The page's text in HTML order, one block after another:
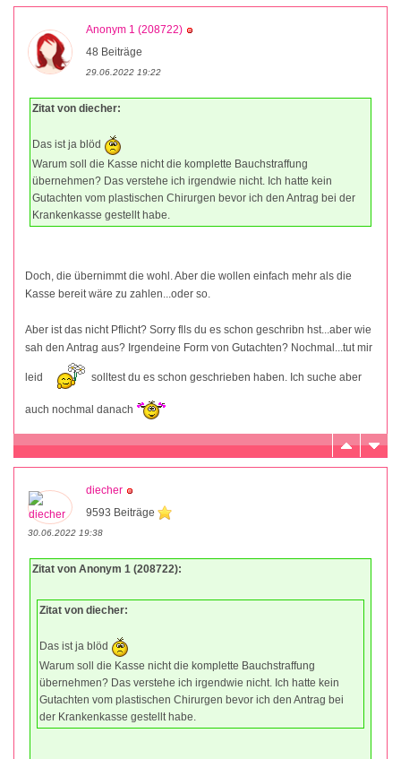
Anonym 1 (208722)
48 Beiträge
29.06.2022 19:22
Zitat von diecher:
Das ist ja blöd
Warum soll die Kasse nicht die komplette Bauchstraffung
übernehmen? Das verstehe ich irgendwie nicht. Ich hatte kein
Gutachten vom plastischen Chirurgen bevor ich den Antrag bei der
Krankenkasse gestellt habe.
Doch, die übernimmt die wohl. Aber die wollen einfach mehr als die
Kasse bereit wäre zu zahlen...oder so.
Aber ist das nicht Pflicht? Sorry flls du es schon geschribn hst...aber wie
sah den Antrag aus? Irgendeine Form von Gutachten? Nochmal...tut mir
leid solltest du es schon geschrieben haben. Ich suche aber
auch nochmal danach
diecher
9593 Beiträge
30.06.2022 19:38
Zitat von Anonym 1 (208722):
Zitat von diecher:
Das ist ja blöd
Warum soll die Kasse nicht die komplette Bauchstraffung
übernehmen? Das verstehe ich irgendwie nicht. Ich hatte kein
Gutachten vom plastischen Chirurgen bevor ich den Antrag bei
der Krankenkasse gestellt habe.